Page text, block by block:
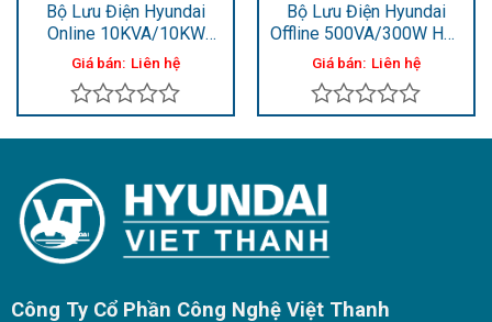
Bộ Lưu Điện Hyundai
Online 10KVA/10KW
HD-10K2i
0
5
sao
Giá bán: Liên hệ
Bộ Lưu Điện Hyundai
Offline 500VA/300W HD-
500F
0
5
sao
Giá bán: Liên hệ
Công Ty Cổ Phần Công Nghệ Việt Thanh